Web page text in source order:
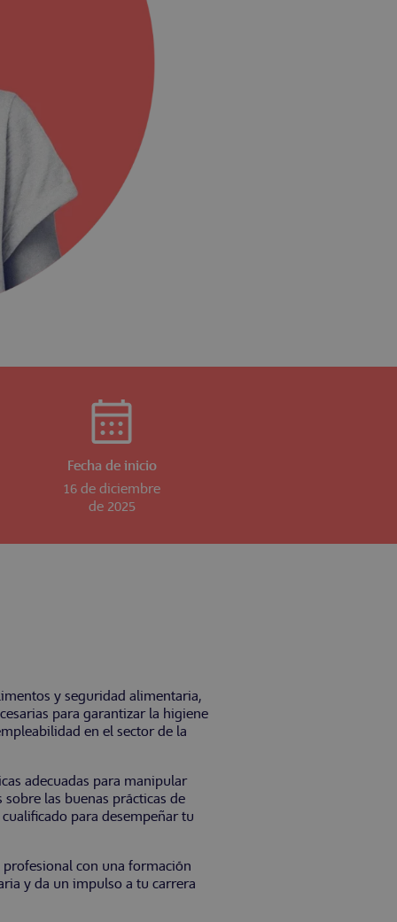
Fecha de inicio
16 de diciembre
de 2025
y seguridad alimentaria,
para garantizar la higiene
en el sector de la
adecuadas para manipular
las buenas prácticas de
para desempeñar tu
con una formación
y da un impulso a tu carrera